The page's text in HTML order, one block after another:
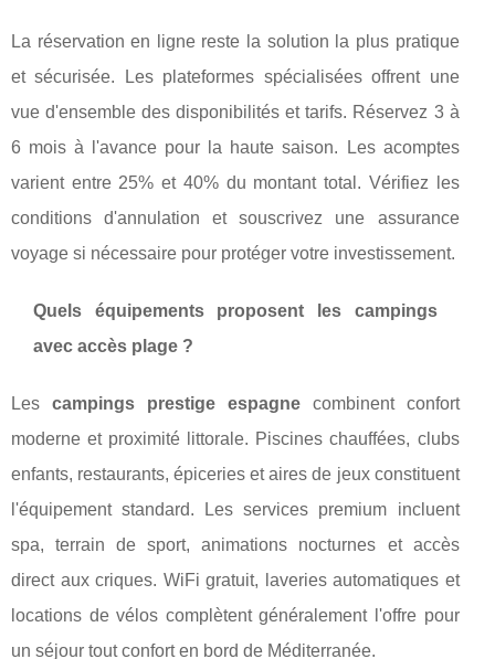
La réservation en ligne reste la solution la plus pratique
et sécurisée. Les plateformes spécialisées offrent une
vue d'ensemble des disponibilités et tarifs. Réservez 3 à
6 mois à l'avance pour la haute saison. Les acomptes
varient entre 25% et 40% du montant total. Vérifiez les
conditions d'annulation et souscrivez une assurance
voyage si nécessaire pour protéger votre investissement.
Quels équipements proposent les campings
avec accès plage ?
Les campings prestige espagnecombinent confort
moderne et proximité littorale. Piscines chauffées, clubs
enfants, restaurants, épiceries et aires de jeux constituent
l'équipement standard. Les services premium incluent
spa, terrain de sport, animations nocturnes et accès
direct aux criques. WiFi gratuit, laveries automatiques et
locations de vélos complètent généralement l'offre pour
un séjour tout confort en bord de Méditerranée.